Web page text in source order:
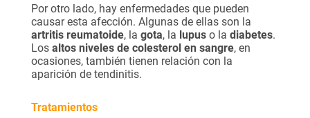
Por otro lado, hay enfermedades que pueden
causar esta afección. Algunas de ellas son la
artritis reumatoide, la gota, la lupus o la diabetes.
Los altos niveles de colesterol en sangre, en
ocasiones, también tienen relación con la
aparición de tendinitis.
Tratamientos